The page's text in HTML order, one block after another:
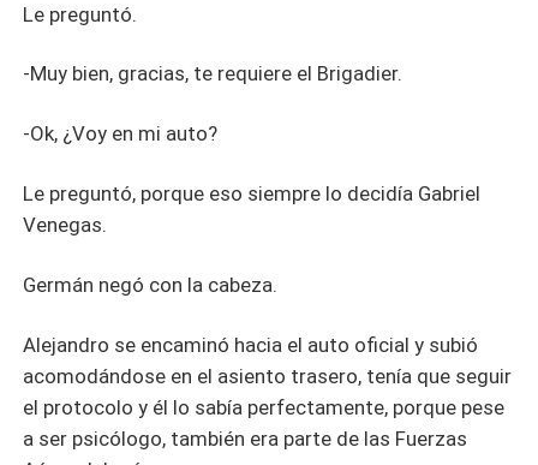
Le preguntó.
-Muy bien, gracias, te requiere el Brigadier.
-Ok, ¿Voy en mi auto?
Le preguntó, porque eso siempre lo decidía Gabriel
Venegas.
Germán negó con la cabeza.
Alejandro se encaminó hacia el auto oficial y subió
acomodándose en el asiento trasero, tenía que seguir
el protocolo y él lo sabía perfectamente, porque pese
a ser psicólogo, también era parte de las Fuerzas